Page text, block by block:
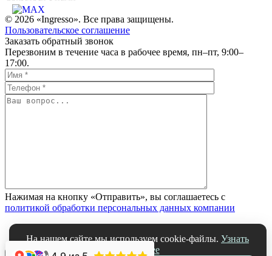
© 2026 «Ingresso». Все права защищены.
Пользовательское соглашение
На нашем сайте мы используем cookie-файлы. Узнать
подробнее
Заказать обратный звонок
Перезвоним в течение часа в рабочее время, пн–пт, 9:00–
17:00.
Нажимая на кнопку «Отправить», вы соглашаетесь с
политикой обработки персональных данных компании